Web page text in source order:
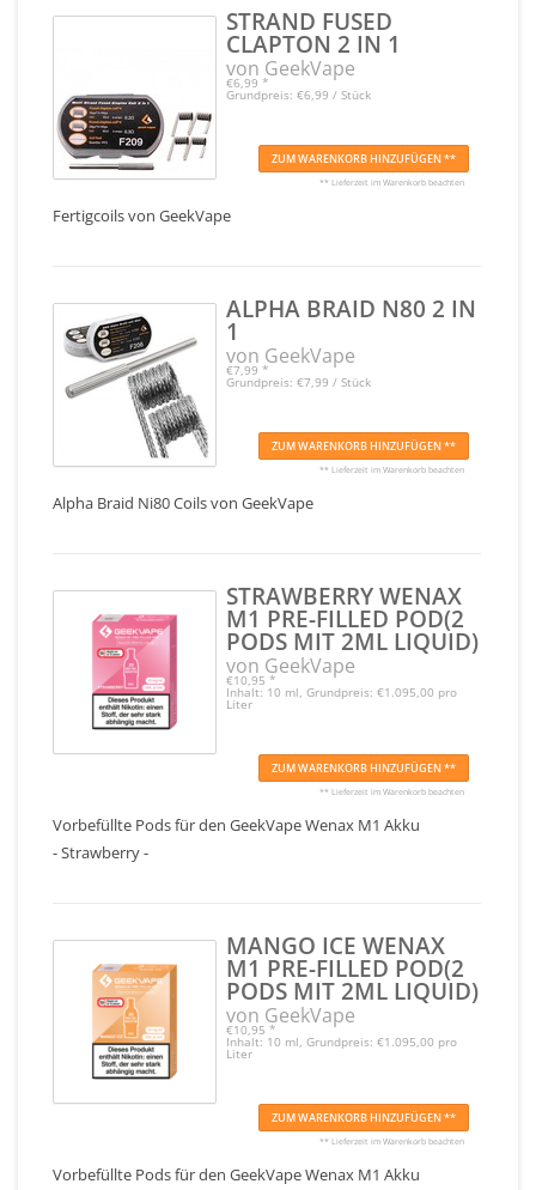
STRAND FUSED
CLAPTON 2 IN 1
von GeekVape
€6,99 *
Grundpreis: €6,99 / Stück
ZUM WARENKORB HINZUFÜGEN **
** Lieferzeit im Warenkorb beachten
Fertigcoils von GeekVape
ALPHA BRAID N80 2 IN
1
von GeekVape
€7,99 *
Grundpreis: €7,99 / Stück
ZUM WARENKORB HINZUFÜGEN **
** Lieferzeit im Warenkorb beachten
Alpha Braid Ni80 Coils von GeekVape
STRAWBERRY WENAX
M1 PRE-FILLED POD(2
PODS MIT 2ML LIQUID)
von GeekVape
€10,95 *
Inhalt: 10 ml, Grundpreis: €1.095,00 pro
Liter
ZUM WARENKORB HINZUFÜGEN **
** Lieferzeit im Warenkorb beachten
Vorbefüllte Pods für den GeekVape Wenax M1 Akku
- Strawberry -
MANGO ICE WENAX
M1 PRE-FILLED POD(2
PODS MIT 2ML LIQUID)
von GeekVape
€10,95 *
Inhalt: 10 ml, Grundpreis: €1.095,00 pro
Liter
ZUM WARENKORB HINZUFÜGEN **
** Lieferzeit im Warenkorb beachten
Vorbefüllte Pods für den GeekVape Wenax M1 Akku